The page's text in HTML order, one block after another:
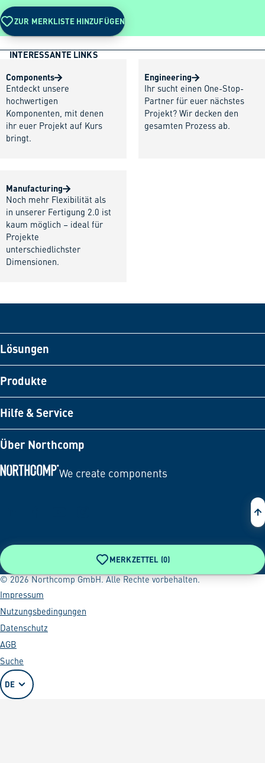
ZUR MERKLISTE HINZUFÜGEN
INTERESSANTE LINKS
Components
Entdeckt unsere
hochwertigen
Komponenten, mit denen
ihr euer Projekt auf Kurs
bringt.
Engineering
Ihr sucht einen One-Stop-
Partner für euer nächstes
Projekt? Wir decken den
gesamten Prozess ab.
Manufacturing
Noch mehr Flexibilität als
in unserer Fertigung 2.0 ist
kaum möglich – ideal für
Projekte
unterschiedlichster
Dimensionen.
Lösungen
Produkte
Hilfe & Service
Über Northcomp
We create components
MERKZETTEL (0)
© 2026 Northcomp GmbH. Alle Rechte vorbehalten.
Impressum
Nutzungsbedingungen
Datenschutz
AGB
Suche
DE